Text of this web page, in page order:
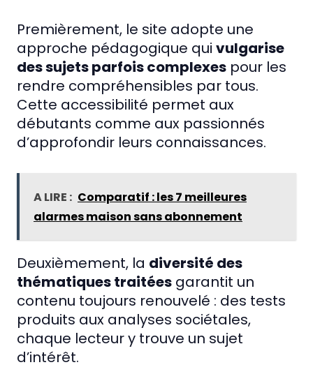
Premièrement, le site adopte une
approche pédagogique qui vulgarise
des sujets parfois complexes pour les
rendre compréhensibles par tous.
Cette accessibilité permet aux
débutants comme aux passionnés
d’approfondir leurs connaissances.
A LIRE : Comparatif : les 7 meilleures
alarmes maison sans abonnement
Deuxièmement, la diversité des
thématiques traitées garantit un
contenu toujours renouvelé : des tests
produits aux analyses sociétales,
chaque lecteur y trouve un sujet
d’intérêt.